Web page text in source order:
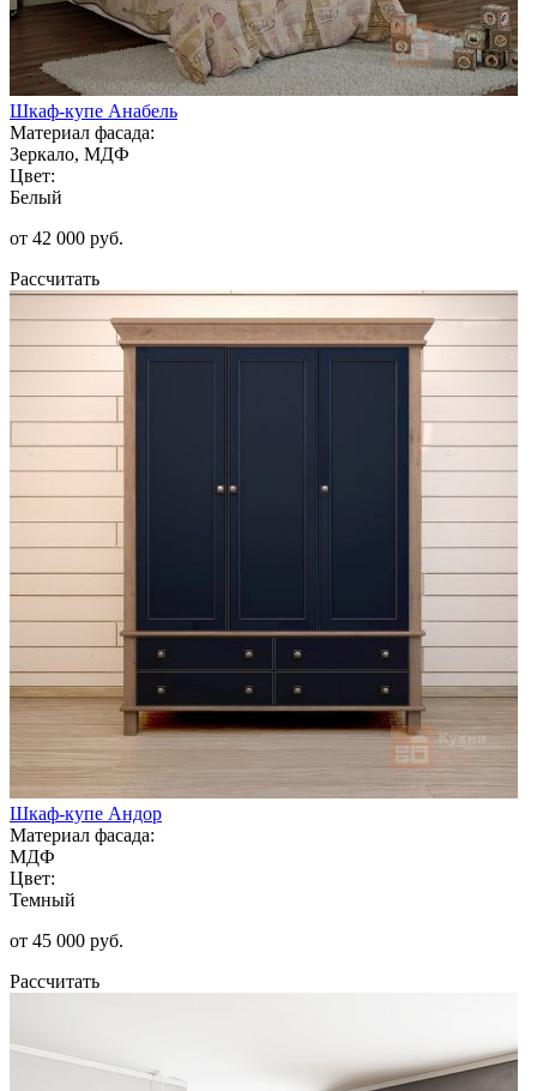
Шкаф-купе Анабель
Материал фасада:
Зеркало, МДФ
Цвет:
Белый
от 42 000 руб.
Рассчитать
Шкаф-купе Андор
Материал фасада:
МДФ
Цвет:
Темный
от 45 000 руб.
Рассчитать